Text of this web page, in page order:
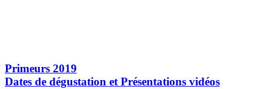
Primeurs 2019
Dates de dégustation et Présentations vidéos